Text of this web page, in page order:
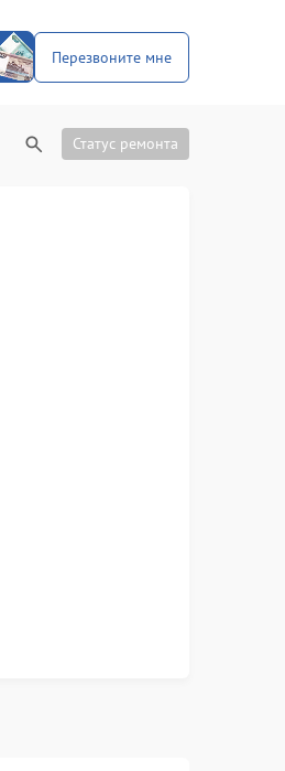
Перезвоните мне
Статус ремонта